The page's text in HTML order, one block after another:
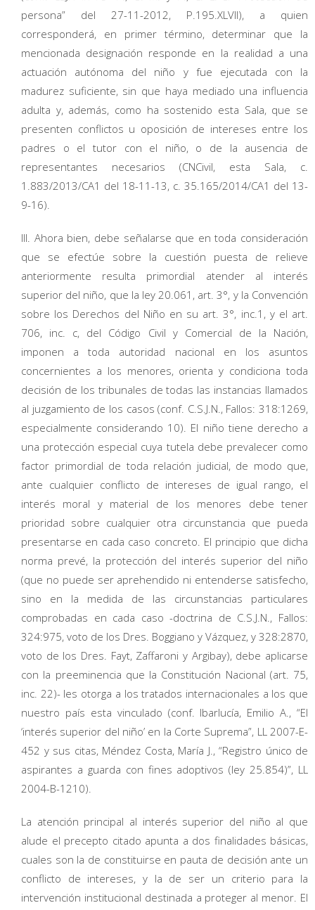
persona” del 27-11-2012, P.195.XLVII), a quien
corresponderá, en primer término, determinar que la
mencionada designación responde en la realidad a una
actuación autónoma del niño y fue ejecutada con la
madurez suficiente, sin que haya mediado una influencia
adulta y, además, como ha sostenido esta Sala, que se
presenten conflictos u oposición de intereses entre los
padres o el tutor con el niño, o de la ausencia de
representantes necesarios (CNCivil, esta Sala, c.
1.883/2013/CA1 del 18-11-13, c. 35.165/2014/CA1 del 13-
9-16).
III. Ahora bien, debe señalarse que en toda consideración
que se efectúe sobre la cuestión puesta de relieve
anteriormente resulta primordial atender al interés
superior del niño, que la ley 20.061, art. 3°, y la Convención
sobre los Derechos del Niño en su art. 3°, inc.1, y el art.
706, inc. c, del Código Civil y Comercial de la Nación,
imponen a toda autoridad nacional en los asuntos
concernientes a los menores, orienta y condiciona toda
decisión de los tribunales de todas las instancias llamados
al juzgamiento de los casos (conf. C.S.J.N., Fallos: 318:1269,
especialmente considerando 10). El niño tiene derecho a
una protección especial cuya tutela debe prevalecer como
factor primordial de toda relación judicial, de modo que,
ante cualquier conflicto de intereses de igual rango, el
interés moral y material de los menores debe tener
prioridad sobre cualquier otra circunstancia que pueda
presentarse en cada caso concreto. El principio que dicha
norma prevé, la protección del interés superior del niño
(que no puede ser aprehendido ni entenderse satisfecho,
sino en la medida de las circunstancias particulares
comprobadas en cada caso -doctrina de C.S.J.N., Fallos:
324:975, voto de los Dres. Boggiano y Vázquez, y 328:2870,
voto de los Dres. Fayt, Zaffaroni y Argibay), debe aplicarse
con la preeminencia que la Constitución Nacional (art. 75,
inc. 22)- les otorga a los tratados internacionales a los que
nuestro país esta vinculado (conf. Ibarlucía, Emilio A., “El
‘interés superior del niño’ en la Corte Suprema”, LL 2007-E-
452 y sus citas, Méndez Costa, María J., “Registro único de
aspirantes a guarda con fines adoptivos (ley 25.854)”, LL
2004-B-1210).
La atención principal al interés superior del niño al que
alude el precepto citado apunta a dos finalidades básicas,
cuales son la de constituirse en pauta de decisión ante un
conflicto de intereses, y la de ser un criterio para la
intervención institucional destinada a proteger al menor. El